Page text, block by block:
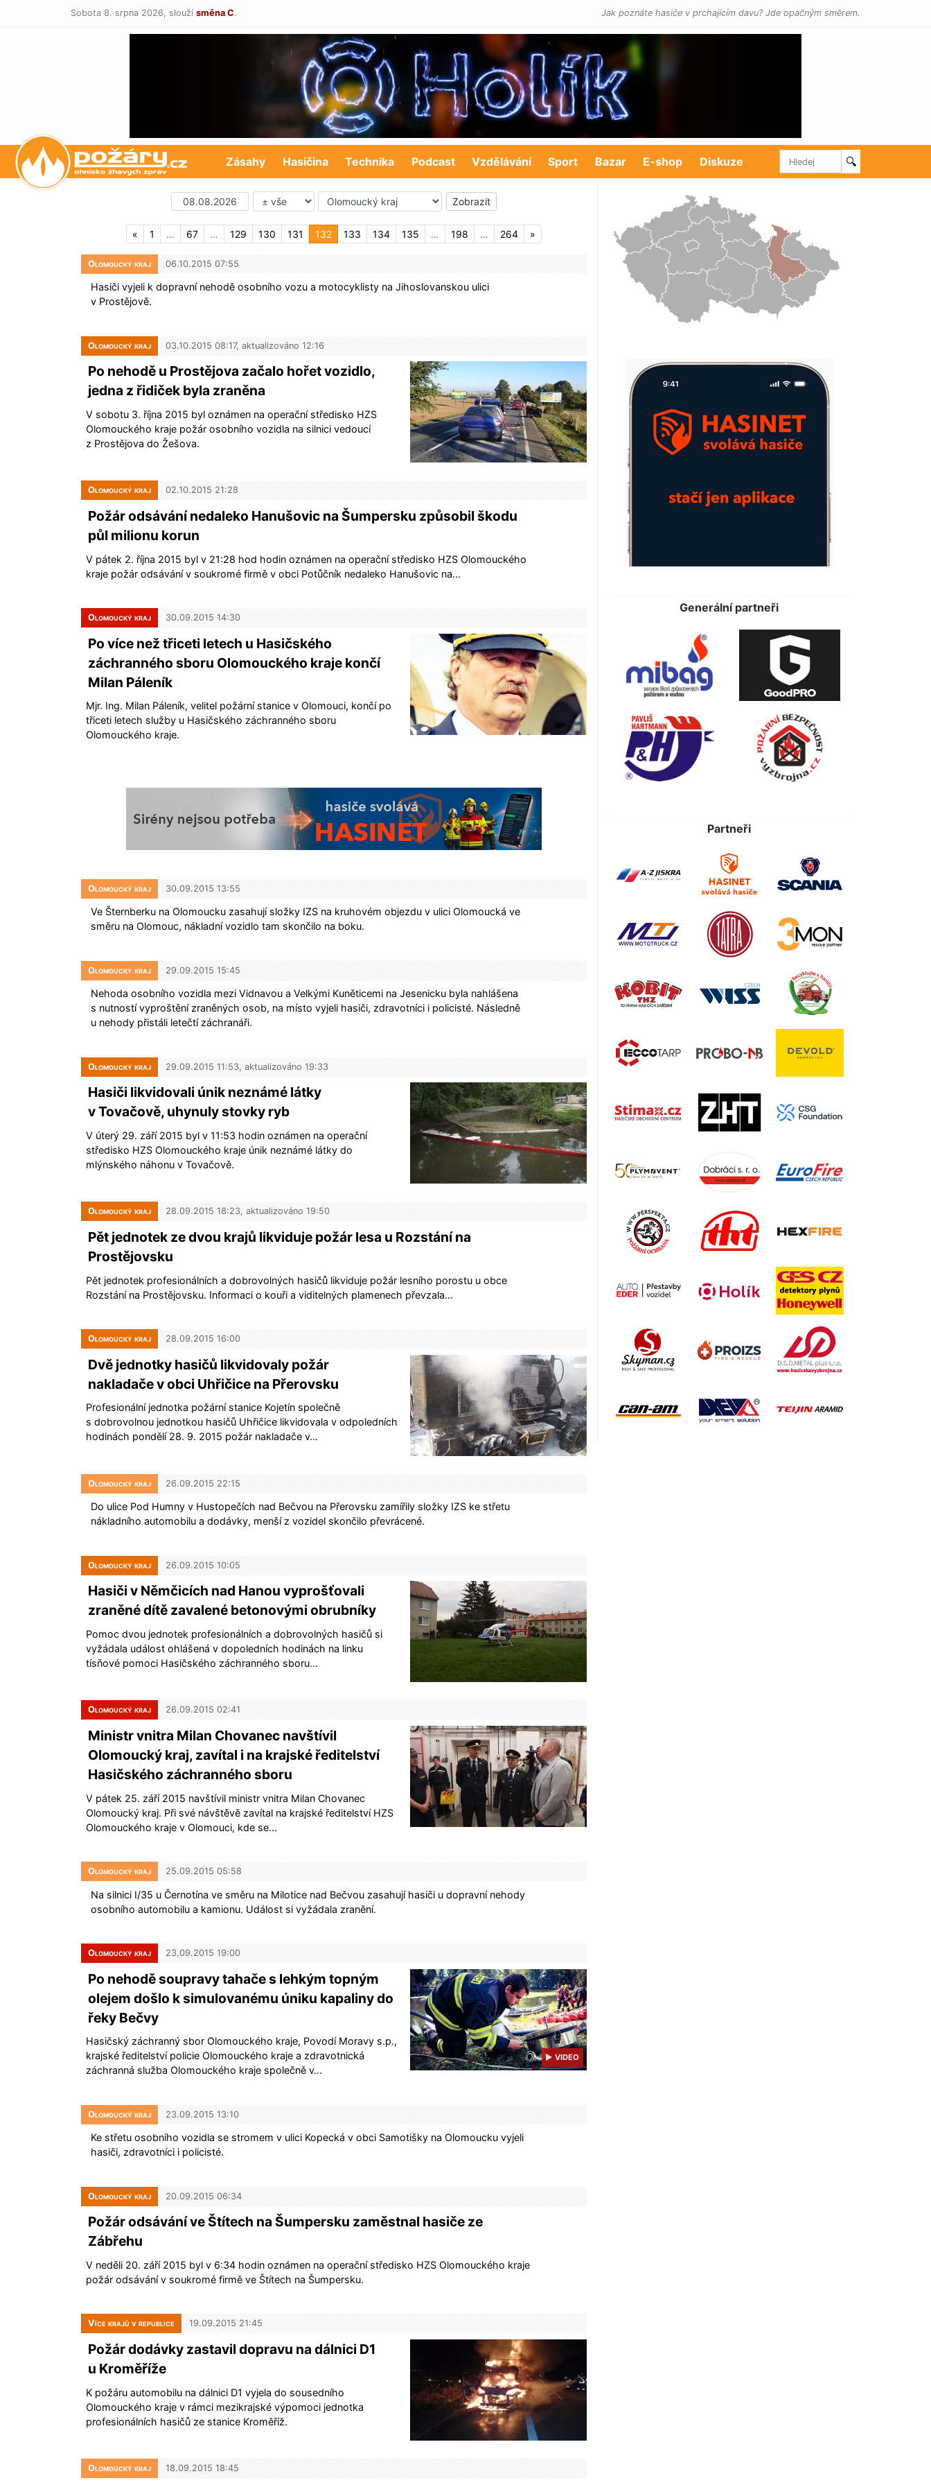
Sobota 8. srpna 2026, slouží směna C. Jak poznáte hasiče v prchajícím davu? Jde opačným směrem.
POŽÁRY.cz Zásahy Hasičina Technika Podcast Vzdělávání Sport Bazar E-shop Diskuze 🔍
« 1 … 67 … 129 130 131 132 133 134 135 … 198 … 264 »
Olomoucký kraj 06.10.2015 07:55
Hasiči vyjeli k dopravní nehodě osobního vozu a motocyklisty na Jihoslovanskou ulici
v Prostějově.
Olomoucký kraj 03.10.2015 08:17, aktualizováno 12:16
Po nehodě u Prostějova začalo hořet vozidlo,
jedna z řidiček byla zraněna
V sobotu 3. října 2015 byl oznámen na operační středisko HZS
Olomouckého kraje požár osobního vozidla na silnici vedoucí
z Prostějova do Žešova.
Olomoucký kraj 02.10.2015 21:28
Požár odsávání nedaleko Hanušovic na Šumpersku způsobil škodu
půl milionu korun
V pátek 2. října 2015 byl v 21:28 hod hodin oznámen na operační středisko HZS Olomouckého
kraje požár odsávání v soukromé firmě v obci Potůčník nedaleko Hanušovic na…
Olomoucký kraj 30.09.2015 14:30
Po více než třiceti letech u Hasičského
záchranného sboru Olomouckého kraje končí
Milan Páleník
Mjr. Ing. Milan Páleník, velitel požární stanice v Olomouci, končí po
třiceti letech služby u Hasičského záchranného sboru
Olomouckého kraje.
Olomoucký kraj 30.09.2015 13:55
Ve Šternberku na Olomoucku zasahují složky IZS na kruhovém objezdu v ulici Olomoucká ve
směru na Olomouc, nákladní vozidlo tam skončilo na boku.
Olomoucký kraj 29.09.2015 15:45
Nehoda osobního vozidla mezi Vidnavou a Velkými Kuněticemi na Jesenicku byla nahlášena
s nutností vyproštění zraněných osob, na místo vyjeli hasiči, zdravotníci i policisté. Následně
u nehody přistáli letečtí záchranáři.
Olomoucký kraj 29.09.2015 11:53, aktualizováno 19:33
Hasiči likvidovali únik neznámé látky
v Tovačově, uhynuly stovky ryb
V úterý 29. září 2015 byl v 11:53 hodin oznámen na operační
středisko HZS Olomouckého kraje únik neznámé látky do
mlýnského náhonu v Tovačově.
Olomoucký kraj 28.09.2015 18:23, aktualizováno 19:50
Pět jednotek ze dvou krajů likviduje požár lesa u Rozstání na
Prostějovsku
Pět jednotek profesionálních a dobrovolných hasičů likviduje požár lesního porostu u obce
Rozstání na Prostějovsku. Informaci o kouři a viditelných plamenech převzala…
Olomoucký kraj 28.09.2015 16:00
Dvě jednotky hasičů likvidovaly požár
nakladače v obci Uhřičice na Přerovsku
Profesionální jednotka požární stanice Kojetín společně
s dobrovolnou jednotkou hasičů Uhřičice likvidovala v odpoledních
hodinách pondělí 28. 9. 2015 požár nakladače v…
Olomoucký kraj 26.09.2015 22:15
Do ulice Pod Humny v Hustopečích nad Bečvou na Přerovsku zamířily složky IZS ke střetu
nákladního automobilu a dodávky, menší z vozidel skončilo převrácené.
Olomoucký kraj 26.09.2015 10:05
Hasiči v Němčicích nad Hanou vyprošťovali
zraněné dítě zavalené betonovými obrubníky
Pomoc dvou jednotek profesionálních a dobrovolných hasičů si
vyžádala událost ohlášená v dopoledních hodinách na linku
tísňové pomoci Hasičského záchranného sboru…
Olomoucký kraj 26.09.2015 02:41
Ministr vnitra Milan Chovanec navštívil
Olomoucký kraj, zavítal i na krajské ředitelství
Hasičského záchranného sboru
V pátek 25. září 2015 navštívil ministr vnitra Milan Chovanec
Olomoucký kraj. Při své návštěvě zavítal na krajské ředitelství HZS
Olomouckého kraje v Olomouci, kde se…
Olomoucký kraj 25.09.2015 05:58
Na silnici I/35 u Černotína ve směru na Milotice nad Bečvou zasahují hasiči u dopravní nehody
osobního automobilu a kamionu. Událost si vyžádala zranění.
▶ VIDEO
Olomoucký kraj 23.09.2015 19:00
Po nehodě soupravy tahače s lehkým topným
olejem došlo k simulovanému úniku kapaliny do
řeky Bečvy
Hasičský záchranný sbor Olomouckého kraje, Povodí Moravy s.p.,
krajské ředitelství policie Olomouckého kraje a zdravotnická
záchranná služba Olomouckého kraje společně v…
Olomoucký kraj 23.09.2015 13:10
Ke střetu osobního vozidla se stromem v ulici Kopecká v obci Samotišky na Olomoucku vyjeli
hasiči, zdravotníci i policisté.
Olomoucký kraj 20.09.2015 06:34
Požár odsávání ve Štítech na Šumpersku zaměstnal hasiče ze
Zábřehu
V neděli 20. září 2015 byl v 6:34 hodin oznámen na operační středisko HZS Olomouckého kraje
požár odsávání v soukromé firmě ve Štítech na Šumpersku.
Více krajů v republice 19.09.2015 21:45
Požár dodávky zastavil dopravu na dálnici D1
u Kroměříže
K požáru automobilu na dálnici D1 vyjela do sousedního
Olomouckého kraje v rámci mezikrajské výpomoci jednotka
profesionálních hasičů ze stanice Kroměříž.
Olomoucký kraj 18.09.2015 18:45
Generální partneři
Partneři